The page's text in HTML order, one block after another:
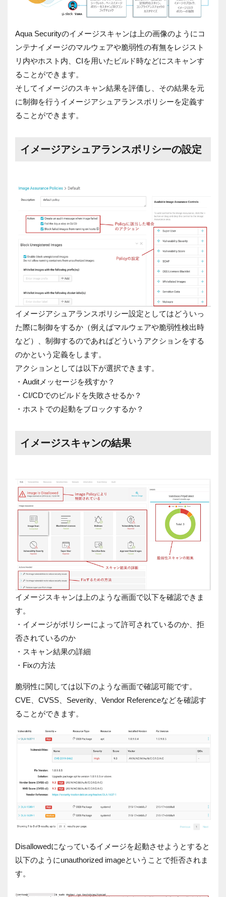
Aqua Securityのイメージスキャンは上の画像のようにコ
ンテナイメージのマルウェアや脆弱性の有無をレジスト
リ内やホスト内、CIを用いたビルド時などにスキャンす
ることができます。
そしてイメージのスキャン結果を評価し、その結果を元
に制御を行うイメージアシュアランスポリシーを定義す
ることができます。
イメージアシュアランスポリシーの設定
イメージアシュアランスポリシー設定としてはどういっ
た際に制御をするか（例えばマルウェアや脆弱性検出時
など）、制御するのであればどういうアクションをする
のかという定義をします。
アクションとしては以下が選択できます。
・Auditメッセージを残すか？
・CI/CDでのビルドを失敗させるか？
・ホストでの起動をブロックするか？
イメージスキャンの結果
イメージスキャンは上のような画面で以下を確認できま
す。
・イメージがポリシーによって許可されているのか、拒
否されているのか
・スキャン結果の詳細
・Fixの方法
脆弱性に関しては以下のような画面で確認可能です。
CVE、CVSS、Severity、Vendor Referenceなどを確認す
ることができます。
Disallowedになっているイメージを起動させようとすると
以下のようにunauthorized imageということで拒否されま
す。